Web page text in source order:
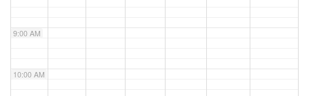
9:00 AM
10:00 AM